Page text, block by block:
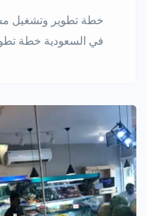
خطة تطوير وتشغيل
في السعودية خطة
مقدمة تحليلية يشهد
والسياحة في المملكه
أصبح الاعتماد على
حجز الرحلات
أساسيا للمستهلك،